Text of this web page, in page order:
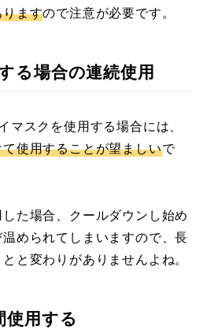
ますので注意が必要です。
る場合の連続使用
マスクを使用する場合には、
使用することが望ましいで
た場合、クールダウンし始め
められてしまいますので、長
と変わりがありませんよね。
用する